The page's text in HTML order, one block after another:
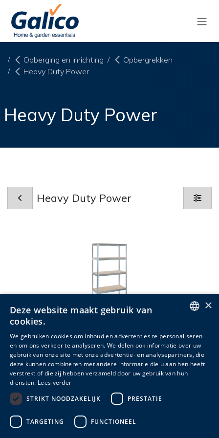
Overslaan naar inhoud
Opberging en inrichting
Opbergrekken
Heavy Duty Power
Heavy Duty Power
Heavy Duty Power
Power Heavy Duty
Meer info
DUTCH
FRENCH
×
Deze website maakt gebruik van
cookies.
We gebruiken cookies om inhoud en advertenties te personaliseren
en om ons verkeer te analyseren. We delen ook informatie over uw
gebruik van onze site met onze advertentie- en analysepartners, die
deze kunnen combineren met andere informatie die u aan hen heeft
verstrekt of die zij hebben verzameld door uw gebruik van hun
diensten. Lees verder
STRIKT NOODZAKELIJK
PRESTATIE
TARGETING FUNCTIONEEL